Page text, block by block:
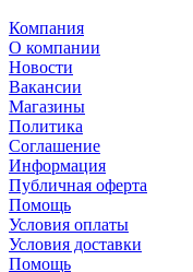
Компания
О компании
Новости
Вакансии
Магазины
Политика
Соглашение
Информация
Публичная оферта
Помощь
Условия оплаты
Условия доставки
Помощь